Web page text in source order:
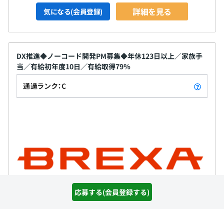
応募する(会員登録する)
気になる(会員登録) 詳細を見る
DX推進◆ノーコード開発PM募集◆年休123日以上／家族手
当／有給初年度10日／有給取得79％
通過ランク：C